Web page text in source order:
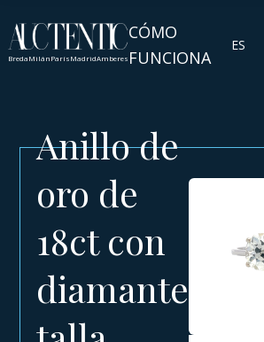
BredaMilánParísMadridAmberes
CÓMO
FUNCIONA
ES
Anillo de
oro de
18ct con
diamante